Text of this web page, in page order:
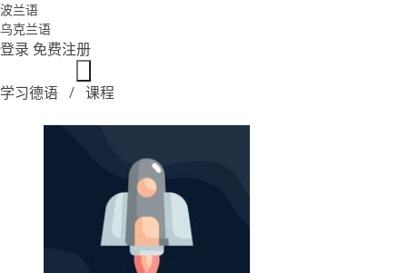
波兰语
乌克兰语
登录 免费注册
学习德语 课程